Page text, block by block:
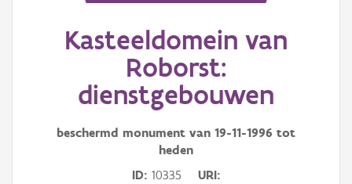
ErfgoedobjectKasteeldomein van
Roborst:
dienstgebouwen
beschermd monument van 19-11-1996 tot
heden
ID 10335
URI